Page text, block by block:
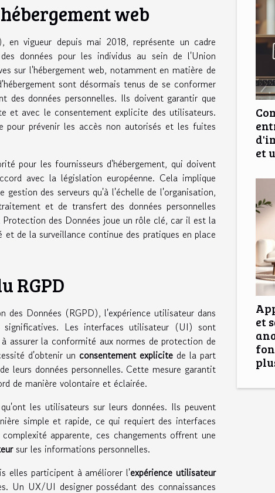
web
vigueur depuis mai 2018, représente un cadre
données pour les individus au sein de l'Union
sur l'hébergement web, notamment en matière de
sont désormais tenus de se conformer
données personnelles. Ils doivent garantir que
et avec le consentement explicite des utilisateurs.
pour prévenir les accès non autorisés et les fuites
pour les fournisseurs d'hébergement, qui doivent
avec la législation européenne. Cela implique
des serveurs qu'à l'échelle de l'organisation,
et de transfert des données personnelles
des Données joue un rôle clé, car il est la
de la surveillance continue des pratiques en place
RGPD
des Données (RGPD), l'expérience utilisateur dans
Les interfaces utilisateur (UI) sont
assurer la conformité aux normes de protection de
d'obtenir un consentement explicite de la part
leurs données personnelles. Cette mesure garantit
de manière volontaire et éclairée.
les utilisateurs sur leurs données. Ils peuvent
simple et rapide, ce qui requiert des interfaces
apparente, ces changements offrent une
sur les informations personnelles.
elles participent à améliorer l'expérience utilisateur
Un UX/UI designer possédant des connaissances
et
et